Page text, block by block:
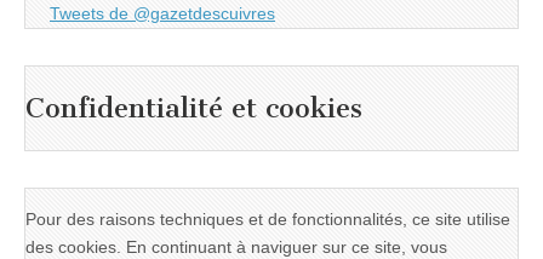
Tweets de @gazetdescuivres
Confidentialité et cookies
Pour des raisons techniques et de fonctionnalités, ce site utilise
des cookies. En continuant à naviguer sur ce site, vous